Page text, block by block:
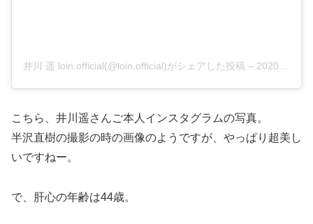
井川 遥 loin.official(@loin.official)がシェアした投稿 – 2020年 8月月2日午前4時35分PDT
こちら、井川遥さんご本人インスタグラムの写真。
半沢直樹の撮影の時の画像のようですが、やっぱり超美し
いですねー。
で、 肝心の年齢は44歳。